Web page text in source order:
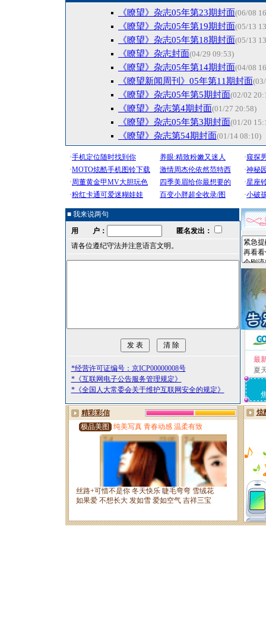
《瞭望》杂志05年第23期封面(06/08
《瞭望》杂志05年第19期封面(05/13
《瞭望》杂志05年第18期封面(05/13
《瞭望》杂志封面(04/29 09:53)
《瞭望》杂志05年第14期封面(04/08
《瞭望新闻周刊》05年第11期封面
《瞭望》杂志05年第5期封面(02/02
《瞭望》杂志第4期封面(01/27 20:58)
《瞭望》杂志05年第3期封面(01/20
《瞭望》杂志第54期封面(01/14 08:10)
■ 我来说两句
用 户：
匿名发出：
请各位遵纪守法并注意语言文明。
*经营许可证编号：京ICP00000008号
*《互联网电子公告服务管理规定》
*《全国人大常委会关于维护互联网安全的规定》
最
夏